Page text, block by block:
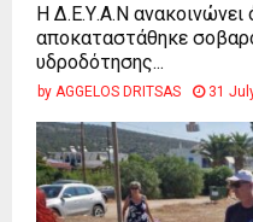
Η Δ.Ε.Υ.Α.Ν ανακοινώνει
αποκαταστάθηκε
υδροδότησης...
by AGGELOS DRITSAS 31